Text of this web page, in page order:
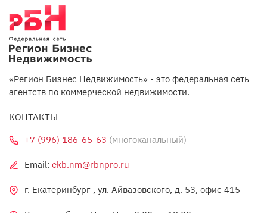
«Регион Бизнес Недвижимость» - это федеральная сеть
агентств по коммерческой недвижимости.
КОНТАКТЫ
+7 (996) 186-65-63 (многоканальный)
Email: ekb.nm@rbnpro.ru
г. Екатеринбург , ул. Айвазовского, д. 53, офис 415